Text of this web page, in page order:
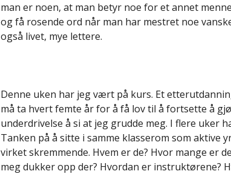
man er noen, at man betyr noe for et annet
og få rosende ord når man har mestret noe
også livet, mye lettere.
Denne uken har jeg vært på kurs. Et
må ta hvert femte år for å få lov til å fortsette å
underdrivelse å si at jeg grudde meg. I flere uker
Tanken på å sitte i samme klasserom som aktive
virket skremmende. Hvem er de? Hvor mange er
meg dukker opp der? Hvordan er instruktørene?